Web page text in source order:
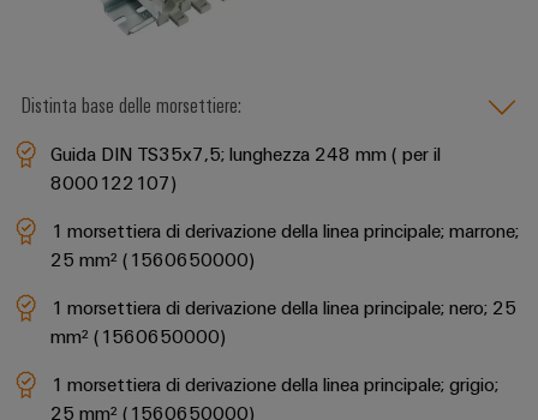
Distinta base delle morsettiere:
Guida DIN TS35x7,5; lunghezza 248 mm ( per il
8000122107)
1 morsettiera di derivazione della linea principale; marrone;
25 mm² (1560650000)
1 morsettiera di derivazione della linea principale; nero; 25
mm² (1560650000)
1 morsettiera di derivazione della linea principale; grigio;
25 mm² (1560650000)